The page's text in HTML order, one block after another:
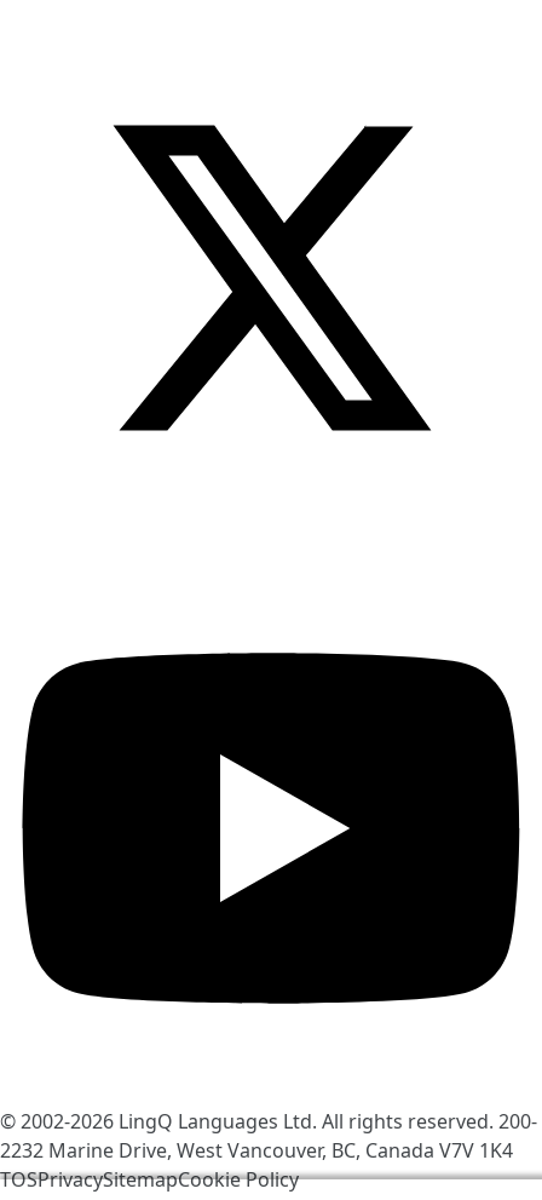
© 2002-2026 LingQ Languages Ltd. All rights reserved. 200-
2232 Marine Drive, West Vancouver, BC, Canada V7V 1K4
TOSPrivacySitemapCookie Policy